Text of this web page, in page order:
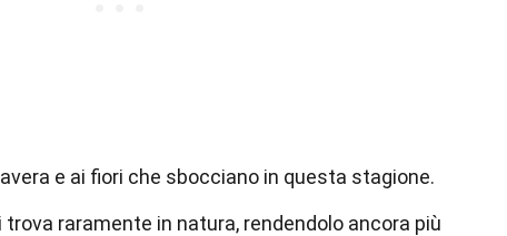
e ai fiori che sbocciano in questa stagione.
raramente in natura, rendendolo ancora più